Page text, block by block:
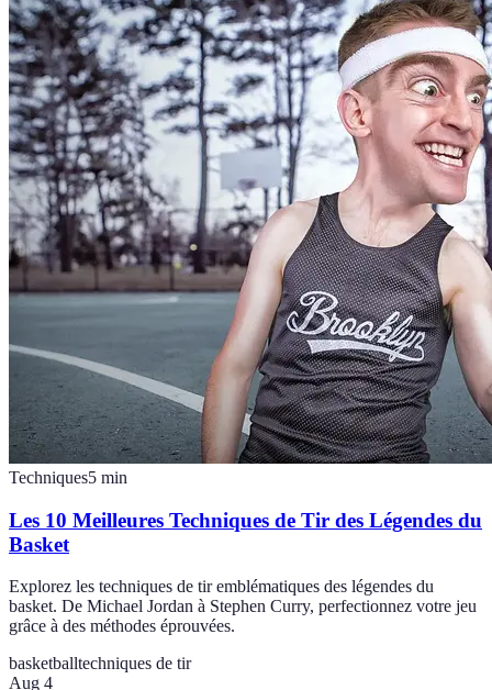
Techniques5 min
Les 10 Meilleures Techniques de Tir des Légendes du
Basket
Explorez les techniques de tir emblématiques des légendes du
basket. De Michael Jordan à Stephen Curry, perfectionnez votre jeu
grâce à des méthodes éprouvées.
basketballtechniques de tir
Aug 4